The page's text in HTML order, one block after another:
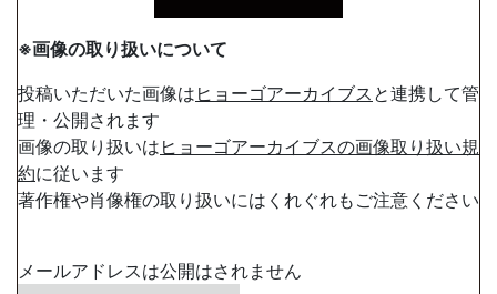
※画像の取り扱いについて
投稿いただいた画像は ヒョーゴアーカイブス と連携して管
理・公開されます
画像の取り扱いは ヒョーゴアーカイブスの画像取り扱い規
約に従います
著作権や肖像権の取り扱いにはくれぐれもご注意ください
メールアドレスは公開はされません